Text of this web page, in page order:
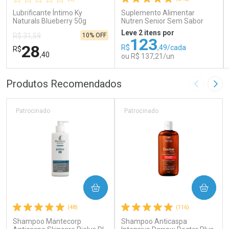
Lubrificante Íntimo Ky
Naturals Blueberry 50g
R$ 31,59
R$28,40
10% OFF
FECHAR
Comprar sem Desconto
FECHAR
Por Menos
Comprar sem Desconto
Suplemento Alimentar
Nutren Senior Sem Sabor
740g
Leve 2 itens por
R$123,49/cada
ou R$ 137,21/un
Comprar sem Desconto
Por Menos
Comprar sem Desconto
Produtos Recomendados Imagem
(48)
Shampoo Mantecorp
Patrocinado
COMPRAR
(116)
Shampoo Anticaspa
Patrocinado
COMPRAR